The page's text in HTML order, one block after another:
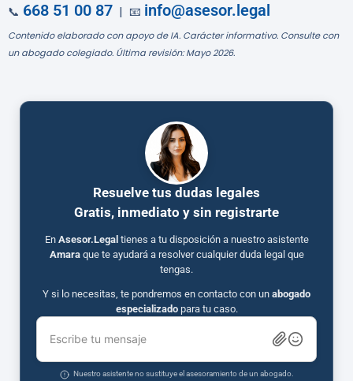
📞 668 51 00 87 | 📧 info@asesor.legal
Contenido elaborado con apoyo de IA. Carácter informativo. Consulte con
un abogado colegiado. Última revisión: Mayo 2026.
Resuelve tus dudas legales
Gratis, inmediato y sin registrarte
En Asesor.Legal tienes a tu disposición a nuestro asistente
Amaraque te ayudará a resolver cualquier duda legal que
tengas.
Y si lo necesitas, te pondremos en contacto con un abogado
especializadopara tu caso.
Escribe tu mensaje
Nuestro asistente no sustituye el asesoramiento de un abogado.